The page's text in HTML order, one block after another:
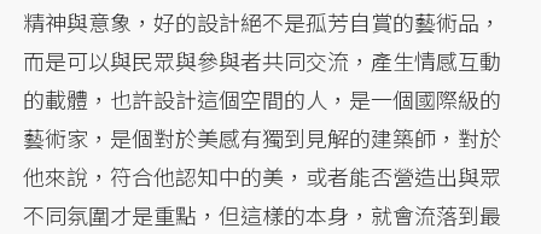
精神與意象，好的設計絕不是孤芳自賞的藝術品，
而是可以與民眾與參與者共同交流，產生情感互動
的載體，也許設計這個空間的人，是一個國際級的
藝術家，是個對於美感有獨到見解的建築師，對於
他來說，符合他認知中的美，或者能否營造出與眾
不同氛圍才是重點，但這樣的本身，就會流落到最